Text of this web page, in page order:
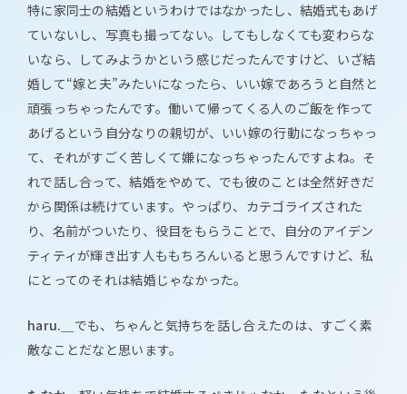
特に家同士の結婚というわけではなかったし、結婚式もあげ
ていないし、写真も撮ってない。してもしなくても変わらな
いなら、してみようかという感じだったんですけど、いざ結
婚して“嫁と夫”みたいになったら、いい嫁であろうと自然と
頑張っちゃったんです。働いて帰ってくる人のご飯を作って
あげるという自分なりの親切が、いい嫁の行動になっちゃっ
て、それがすごく苦しくて嫌になっちゃったんですよね。そ
れで話し合って、結婚をやめて、でも彼のことは全然好きだ
から関係は続けています。やっぱり、カテゴライズされた
り、名前がついたり、役目をもらうことで、自分のアイデン
ティティが輝き出す人ももちろんいると思うんですけど、私
にとってのそれは結婚じゃなかった。
haru.＿ でも、ちゃんと気持ちを話し合えたのは、すごく素
敵なことだなと思います。